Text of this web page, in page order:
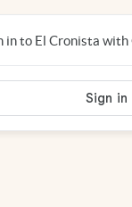
in to El Cronista with